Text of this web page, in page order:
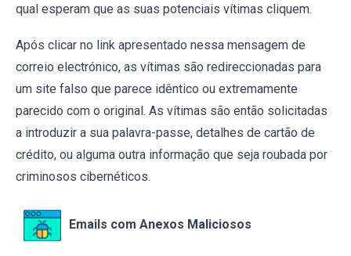
qual esperam que as suas potenciais vítimas cliquem.
Após clicar no link apresentado nessa mensagem de
correio electrónico, as vítimas são redireccionadas para
um site falso que parece idêntico ou extremamente
parecido com o original. As vítimas são então solicitadas
a introduzir a sua palavra-passe, detalhes de cartão de
crédito, ou alguma outra informação que seja roubada por
criminosos cibernéticos.
Emails com Anexos Maliciosos